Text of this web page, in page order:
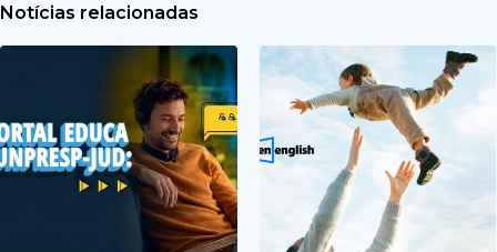
Notícias relacionadas